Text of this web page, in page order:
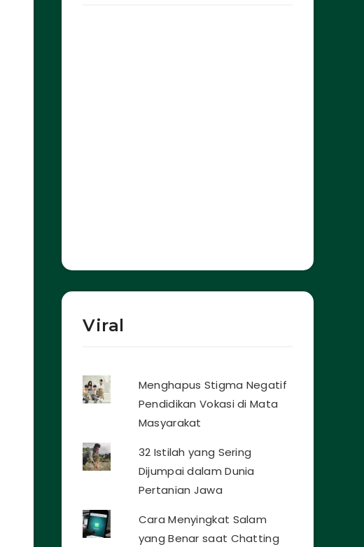
Viral
Menghapus Stigma Negatif
Pendidikan Vokasi di Mata
Masyarakat
32 Istilah yang Sering
Dijumpai dalam Dunia
Pertanian Jawa
Cara Menyingkat Salam
yang Benar saat Chatting